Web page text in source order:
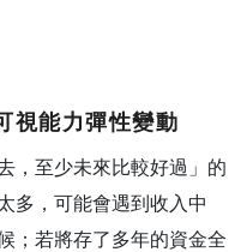
視能力彈性變動
，至少未來比較好過」的
多，可能會遇到收入中
；若將存了多年的資金全